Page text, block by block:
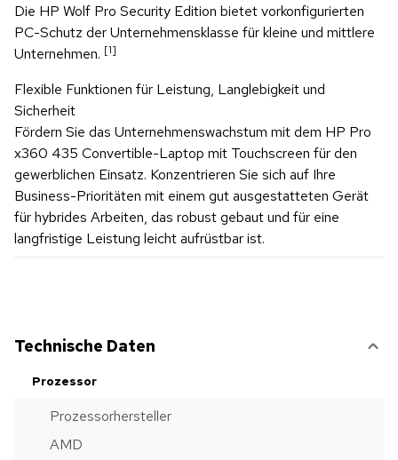
Die HP Wolf Pro Security Edition bietet vorkonfigurierten
PC-Schutz der Unternehmensklasse für kleine und mittlere
Unternehmen. [1]
Flexible Funktionen für Leistung, Langlebigkeit und
Sicherheit
Fördern Sie das Unternehmenswachstum mit dem HP Pro
x360 435 Convertible-Laptop mit Touchscreen für den
gewerblichen Einsatz. Konzentrieren Sie sich auf Ihre
Business-Prioritäten mit einem gut ausgestatteten Gerät
für hybrides Arbeiten, das robust gebaut und für eine
langfristige Leistung leicht aufrüstbar ist.
Technische Daten
Prozessor
Prozessorhersteller
AMD